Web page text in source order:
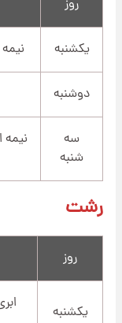
روز
یکشنبه
دوشنبه
سه
شنبه
رشت
روز
یکشنبه